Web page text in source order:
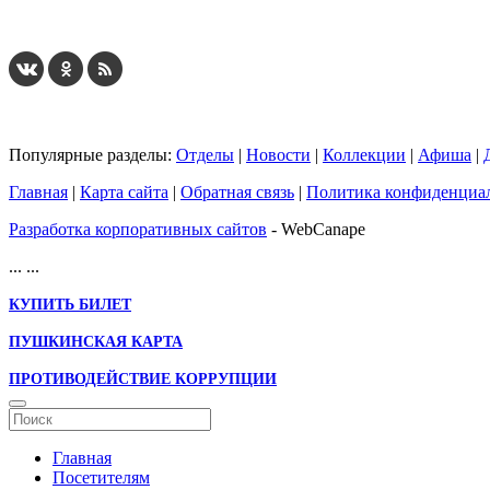
Популярные разделы: Отделы | Новости | Коллекции | Афиша |
Главная | Карта сайта | Обратная связь | Политика
Разработка корпоративных сайтов - WebCanape
... ...
КУПИТЬ БИЛЕТ
ПУШКИНСКАЯ КАРТА
ПРОТИВОДЕЙСТВИЕ КОРРУПЦИИ
Главная
Посетителям